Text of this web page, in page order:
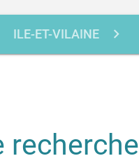
ILE-ET-VILAINE
recherche